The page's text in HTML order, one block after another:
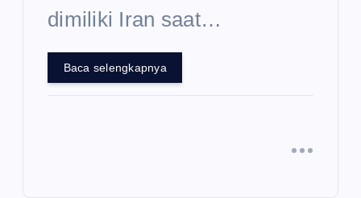
dimiliki Iran saat…
Baca selengkapnya